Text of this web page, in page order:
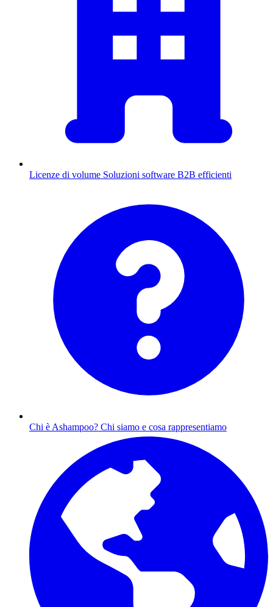
Licenze di volume Soluzioni software B2B efficienti
Chi è Ashampoo? Chi siamo e cosa rappresentiamo